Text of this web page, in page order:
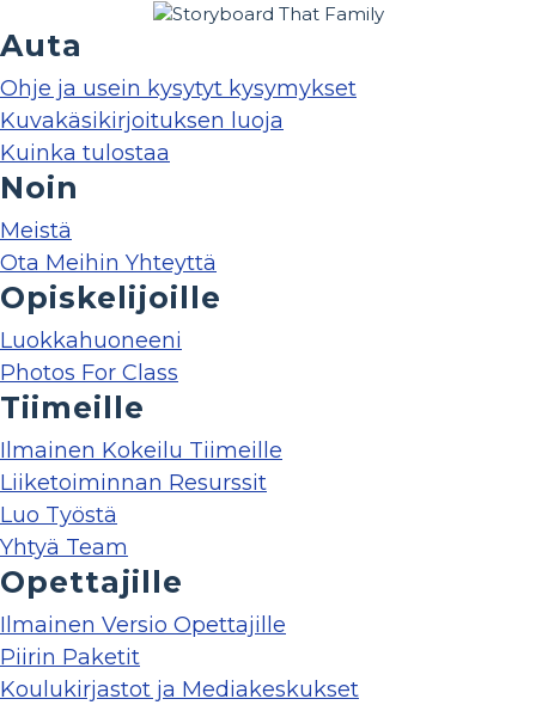
Auta
Ohje ja usein kysytyt kysymykset
Kuvakäsikirjoituksen luoja
Kuinka tulostaa
Noin
Meistä
Ota Meihin Yhteyttä
Opiskelijoille
Luokkahuoneeni
Photos For Class
Tiimeille
Ilmainen Kokeilu Tiimeille
Liiketoiminnan Resurssit
Luo Työstä
Yhtyä Team
Opettajille
Ilmainen Versio Opettajille
Piirin Paketit
Koulukirjastot ja Mediakeskukset